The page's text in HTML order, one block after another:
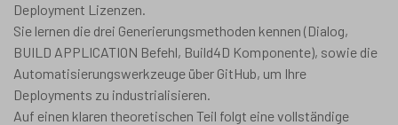
Deployment Lizenzen.
Sie lernen die drei Generierungsmethoden kennen (Dialog,
BUILD APPLICATION Befehl, Build4D Komponente), sowie die
Automatisierungswerkzeuge über GitHub, um Ihre
Deployments zu industrialisieren.
Auf einen klaren theoretischen Teil folgt eine vollständige